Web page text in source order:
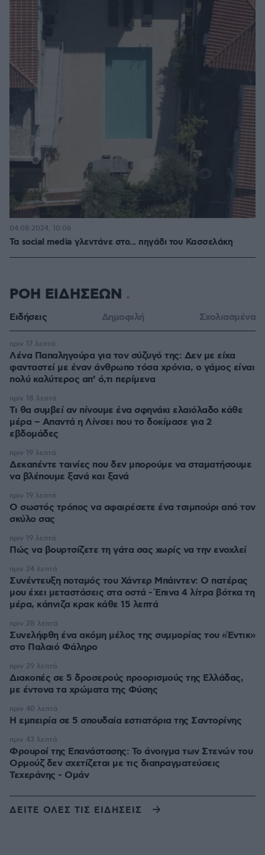
Τα social media γλεντάνε στο... πηγάδι του Κασσελάκη
04.08.2024, 10:06
ΡΟΗ ΕΙΔΗΣΕΩΝ
Ειδήσεις Δημοφιλή Σχολιασμένα
Λένα Παπαληγούρα για τον σύζυγό της: Δεν με είχα
φανταστεί με έναν άνθρωπο τόσα χρόνια, ο γάμος είναι
πολύ καλύτερος απ’ ό,τι περίμενα
πριν 17 λεπτά
Τι θα συμβεί αν πίνουμε ένα σφηνάκι ελαιόλαδο κάθε
μέρα – Απαντά η Λίνσει που το δοκίμασε για 2
εβδομάδες
πριν 18 λεπτά
Δεκαπέντε ταινίες που δεν μπορούμε να σταματήσουμε
να βλέπουμε ξανά και ξανά
πριν 19 λεπτά
Ο σωστός τρόπος να αφαιρέσετε ένα τσιμπούρι από τον
σκύλο σας
πριν 19 λεπτά
Πώς να βουρτσίζετε τη γάτα σας χωρίς να την ενοχλεί
πριν 19 λεπτά
Συνέντευξη ποταμός του Χάντερ Μπάιντεν: Ο πατέρας
μου έχει μεταστάσεις στα οστά - Έπινα 4 λίτρα βότκα τη
μέρα, κάπνιζα κρακ κάθε 15 λεπτά
πριν 24 λεπτά
Συνελήφθη ένα ακόμη μέλος της συμμορίας του «Έντικ»
στο Παλαιό Φάληρο
πριν 28 λεπτά
Διακοπές σε 5 δροσερούς προορισμούς της Ελλάδας,
με έντονα τα χρώματα της Φύσης
πριν 29 λεπτά
Η εμπειρία σε 5 σπουδαία εστιατόρια της Σαντορίνης
πριν 40 λεπτά
Φρουροί της Επανάστασης: Το άνοιγμα των Στενών του
Ορμούζ δεν σχετίζεται με τις διαπραγματεύσεις
Τεχεράνης - Ομάν
πριν 43 λεπτά
ΔΕΙΤΕ ΟΛΕΣ ΤΙΣ ΕΙΔΗΣΕΙΣ